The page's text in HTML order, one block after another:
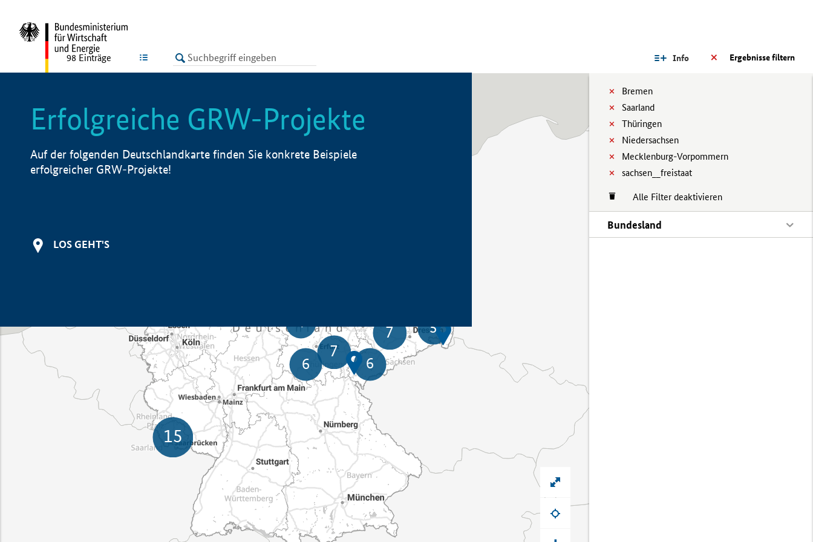
LISTE Ergebnisse filtern
Info
Bremen
Saarland
Thüringen
Niedersachsen
Mecklenburg-Vorpommern
sachsen__freistaat
Alle Filter deaktivieren
Bundesland
98 Einträge
Erfolgreiche GRW-Projekte
Auf der folgenden Deutschlandkarte finden Sie konkrete Beispiele
erfolgreicher GRW-Projekte!
LOS GEHT'S